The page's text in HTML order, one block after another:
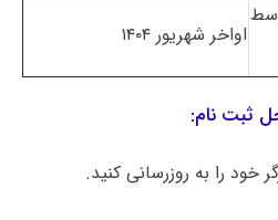
اواخر شهریور ۱۴۰۴
ثبت نام:
خود را به روزرسانی کنید.